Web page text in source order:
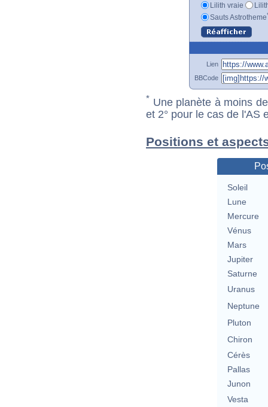
Lilith vraie
Sauts Astrotheme
Lien
BBCode
* Une planète à moins
et 2° pour le cas de l'AS
Positions et
Soleil
Lune
Mercure
Vénus
Mars
Jupiter
Saturne
Uranus
Neptune
Pluton
Chiron
Cérès
Pallas
Junon
Vesta